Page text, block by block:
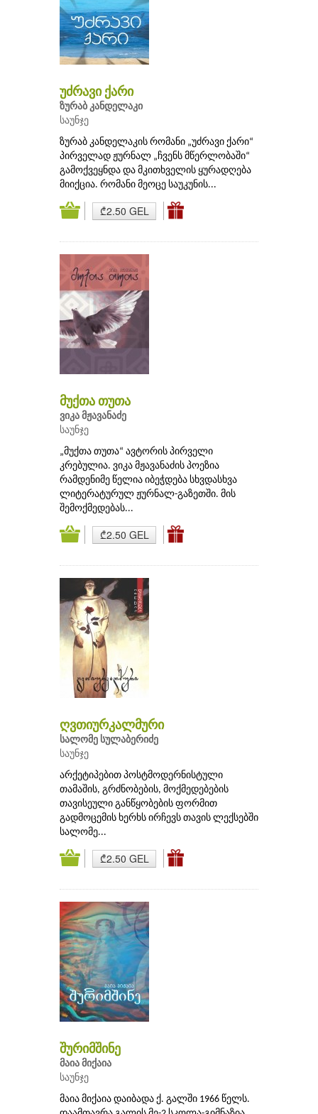
უძრავი ქარი
ზურაბ კანდელაკი
საუნჯე
ზურაბ კანდელაკის რომანი „უძრავი ქარი“
პირველად ჟურნალ „ჩვენს მწერლობაში“
გამოქვეყნდა და მკითხველის ყურადღება
მიიქცია. რომანი მეოცე საუკუნის...
₾2.50 GEL
მუქთა თუთა
ვიკა მჟავანაძე
საუნჯე
„მუქთა თუთა“ ავტორის პირველი
კრებულია. ვიკა მჟავანაძის პოეზია
რამდენიმე წელია იბეჭდება სხვდასხვა
ლიტერატურულ ჟურნალ-გაზეთში. მის
შემოქმედებას...
₾2.50 GEL
ღვთიურკალმური
სალომე სულაბერიძე
საუნჯე
არქეტიპებით პოსტმოდერნისტული
თამაშის, გრძნობების, მოქმედებების
თავისეული განწყობების ფორმით
გადმოცემის ხერხს ირჩევს თავის ლექსებში
სალომე...
₾2.50 GEL
შურიმშინე
მაია მიქაია
საუნჯე
მაია მიქაია დაიბადა ქ. გალში 1966 წელს.